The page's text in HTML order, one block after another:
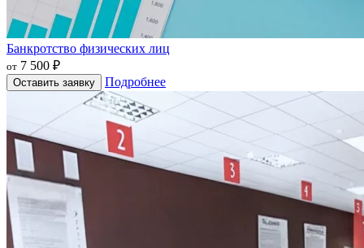
Банкротство физических лиц
от 7 500 ₽
Оставить заявку Подробнее